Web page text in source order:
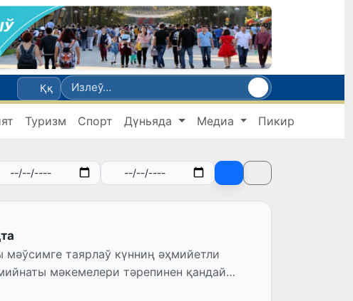
Ққ
Туризм Спорт Дүньяда Медиа Пикир
мәўсимге таярлаў күнниң әҳмийетли
мәкемелери тәрепинен қандай